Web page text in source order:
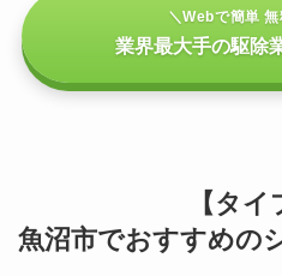
＼Webで簡単
業界最大手の駆除
【タイ
魚沼市でおすすめの